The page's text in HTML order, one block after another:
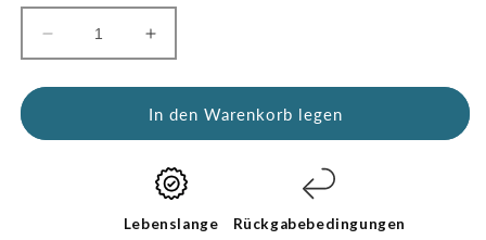
Menge
für
Geschenkkarte
Menge
für
Geschenkkarte
erhöhen
In den Warenkorb legen
Lebenslange
Rückgabebedingungen